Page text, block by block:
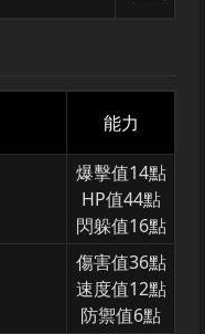
能力
爆擊值14點
HP值44點
閃躲值16點
傷害值36點
速度值12點
防禦值6點